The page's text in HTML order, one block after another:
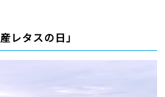
レタスの日」